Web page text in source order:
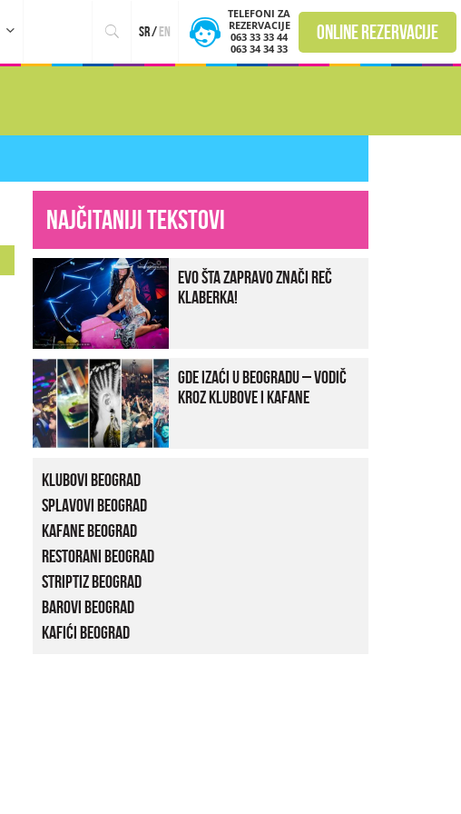
sr/en
TELEFONI ZA
REZERVACIJE
063 33 33 44
063 34 34 33
online rezervacije
Najčitaniji tekstovi
Evo šta zapravo znači reč
klaberka!
Gde izaći u Beogradu – vodič
kroz klubove i kafane
Klubovi Beograd
Splavovi Beograd
Kafane Beograd
Restorani Beograd
Striptiz Beograd
Barovi Beograd
Kafići Beograd